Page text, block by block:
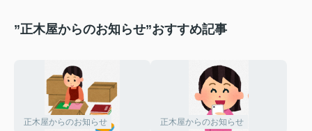
”正木屋からのお知らせ”おすすめ記事
正木屋からのお知らせ 正木屋からのお知らせ